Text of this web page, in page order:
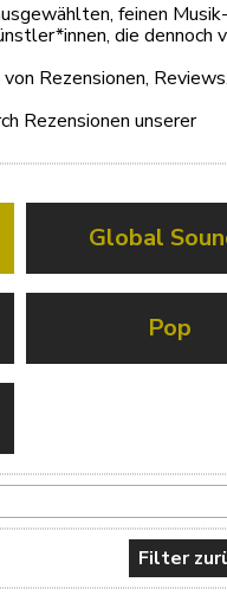
feinen Musik-
die dennoch
Rezensionen,
Rezensionen unserer
Global
Pop
Filter